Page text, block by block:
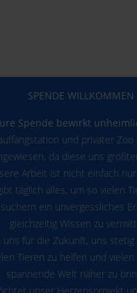
SPENDE WILLKOMMEN
Spende bewirkt
und privater
da diese uns
Arbeit ist nicht einfach nur
täglich alles, um so vielen
ein unvergessliches
gleichzeitig Wissen zu
uns für die Zukunft, uns
Tieren zu helfen und
spannende Welt näher zu